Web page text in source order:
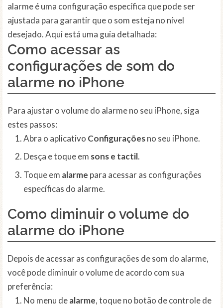
alarme é uma configuração específica que pode ser
ajustada para garantir que o som esteja no nível
desejado. Aqui está uma guia detalhada:
Como acessar as
configurações de som do
alarme no iPhone
Para ajustar o volume do alarme no seu iPhone, siga
estes passos:
Abra o aplicativo Configuraçõesno seu iPhone.
Desça e toque em sons e tactil.
Toque em alarme para acessar as configurações
específicas do alarme.
Como diminuir o volume do
alarme do iPhone
Depois de acessar as configurações de som do alarme,
você pode diminuir o volume de acordo com sua
preferência:
No menu dealarme, toque no botão de controle de